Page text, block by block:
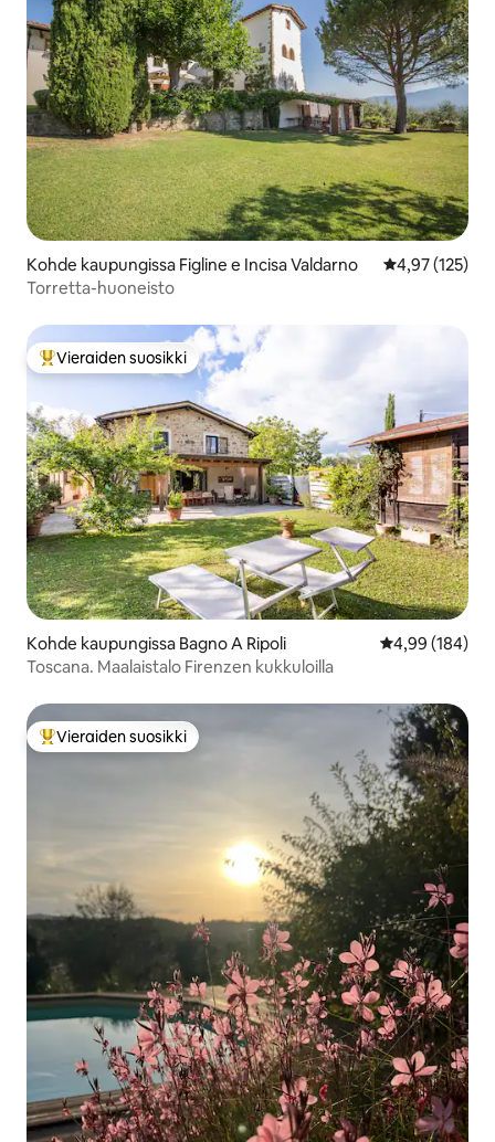
Kohde kaupungissa Figline e Incisa Valdarno
4,97 (125)
Torretta-huoneisto
Vieraiden suosikkien parhaimmistoa
Vieraiden suosikki
Kohde kaupungissa Bagno A Ripoli
4,99 (184)
Toscana. Maalaistalo Firenzen kukkuloilla
Vieraiden suosikkien parhaimmistoa
Vieraiden suosikki